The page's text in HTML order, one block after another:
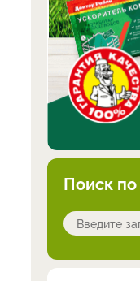
Поиск по